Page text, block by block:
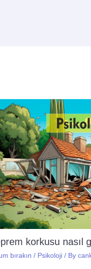
korkusu nasıl
bırakın / Psikoloji/ By